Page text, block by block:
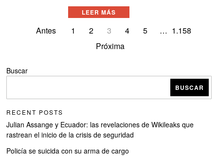
LEER MÁS
Antes 1 2 3 4 5 … 1.158
Próxima
Buscar
BUSCAR
RECENT POSTS
Julian Assange y Ecuador: las revelaciones de Wikileaks que
rastrean el inicio de la crisis de seguridad
Policía se suicida con su arma de cargo